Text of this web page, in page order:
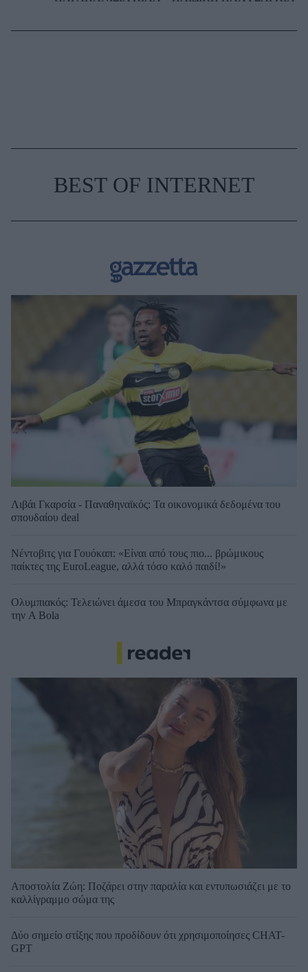
BEST OF INTERNET
Λιβάι Γκαρσία - Παναθηναϊκός: Τα οικονομικά δεδομένα του
σπουδαίου deal
Νέντοβιτς για Γουόκαπ: «Είναι από τους πιο... βρώμικους
παίκτες της EuroLeague, αλλά τόσο καλό παιδί!»
Ολυμπιακός: Τελειώνει άμεσα του Μπραγκάντσα σύμφωνα με
την A Bola
Αποστολία Ζώη: Ποζάρει στην παραλία και εντυπωσιάζει με το
καλλίγραμμο σώμα της
Δύο σημείο στίξης που προδίδουν ότι χρησιμοποίησες CHAT-
GPT